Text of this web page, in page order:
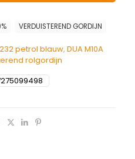
petrol blauw, DUA M10A
rolgordijn
VERDUISTEREND GORDIJN